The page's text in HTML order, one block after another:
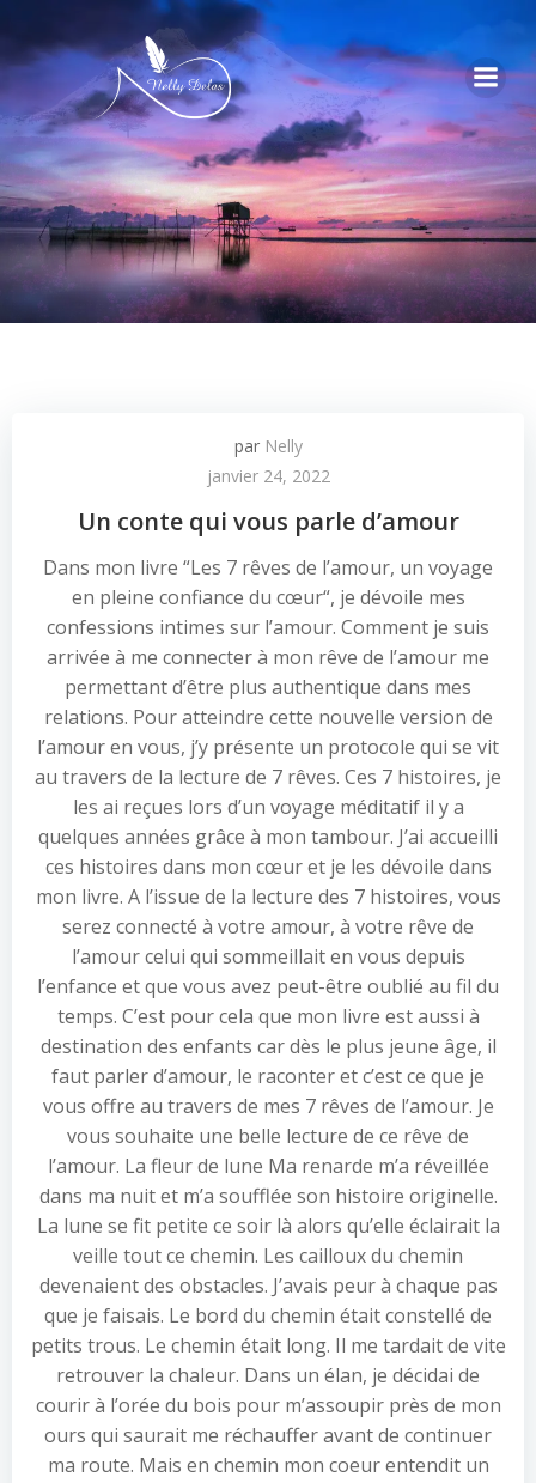
par Nelly
janvier 24, 2022
Un conte qui vous parle d’amour
Dans mon livre “Les 7 rêves de l’amour, un voyage
en pleine confiance du cœur“, je dévoile mes
confessions intimes sur l’amour. Comment je suis
arrivée à me connecter à mon rêve de l’amour me
permettant d’être plus authentique dans mes
relations. Pour atteindre cette nouvelle version de
l’amour en vous, j’y présente un protocole qui se vit
au travers de la lecture de 7 rêves. Ces 7 histoires, je
les ai reçues lors d’un voyage méditatif il y a
quelques années grâce à mon tambour. J’ai accueilli
ces histoires dans mon cœur et je les dévoile dans
mon livre. A l’issue de la lecture des 7 histoires, vous
serez connecté à votre amour, à votre rêve de
l’amour celui qui sommeillait en vous depuis
l’enfance et que vous avez peut-être oublié au fil du
temps. C’est pour cela que mon livre est aussi à
destination des enfants car dès le plus jeune âge, il
faut parler d’amour, le raconter et c’est ce que je
vous offre au travers de mes 7 rêves de l’amour. Je
vous souhaite une belle lecture de ce rêve de
l’amour. La fleur de lune Ma renarde m’a réveillée
dans ma nuit et m’a soufflée son histoire originelle.
La lune se fit petite ce soir là alors qu’elle éclairait la
veille tout ce chemin. Les cailloux du chemin
devenaient des obstacles. J’avais peur à chaque pas
que je faisais. Le bord du chemin était constellé de
petits trous. Le chemin était long. Il me tardait de vite
retrouver la chaleur. Dans un élan, je décidai de
courir à l’orée du bois pour m’assoupir près de mon
ours qui saurait me réchauffer avant de continuer
ma route. Mais en chemin mon coeur entendit un